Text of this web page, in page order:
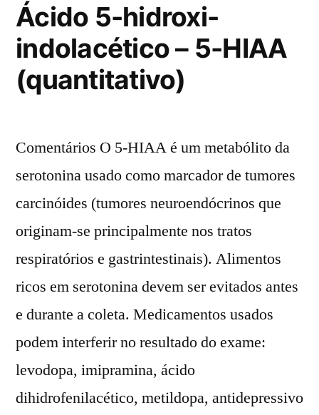
Ácido 5-hidroxi-
indolacético – 5-HIAA
(quantitativo)
Comentários O 5-HIAA é um metabólito da
serotonina usado como marcador de tumores
carcinóides (tumores neuroendócrinos que
originam-se principalmente nos tratos
respiratórios e gastrintestinais). Alimentos
ricos em serotonina devem ser evitados antes
e durante a coleta. Medicamentos usados
podem interferir no resultado do exame:
levodopa, imipramina, ácido
dihidrofenilacético, metildopa, antidepressivo